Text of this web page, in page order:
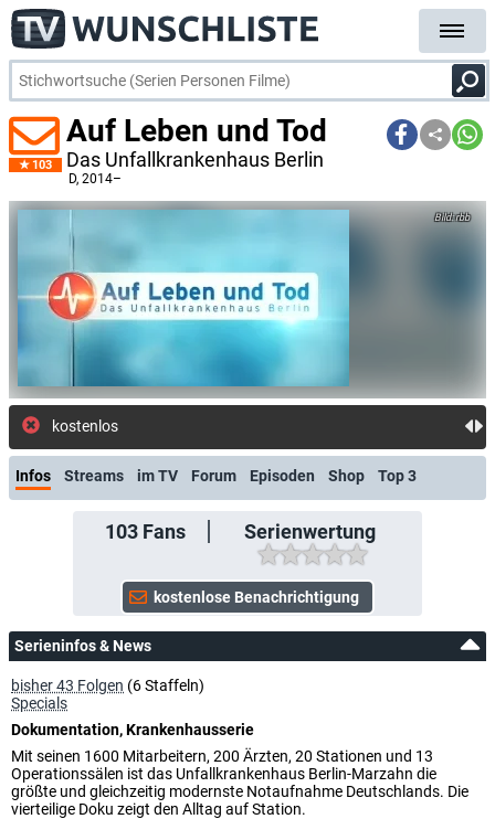
103
Auf Leben und Tod
Das Unfallkrankenhaus Berlin
D, 2014–
rbb
kostenlose E-Mail-Benachricht
Infos Streams im TV Forum Episoden Shop Top 3
103Fans Serienwertung
Serieninfos & News
bisher 43 Folgen (6 Staffeln)
Specials
Dokumentation, Krankenhausserie
Mit seinen 1600 Mitarbeitern, 200 Ärzten, 20 Stationen und 13
Operationssälen ist das Unfallkrankenhaus Berlin-Marzahn die
größte und gleichzeitig modernste Notaufnahme Deutschlands. Die
vierteilige Doku zeigt den Alltag auf Station.